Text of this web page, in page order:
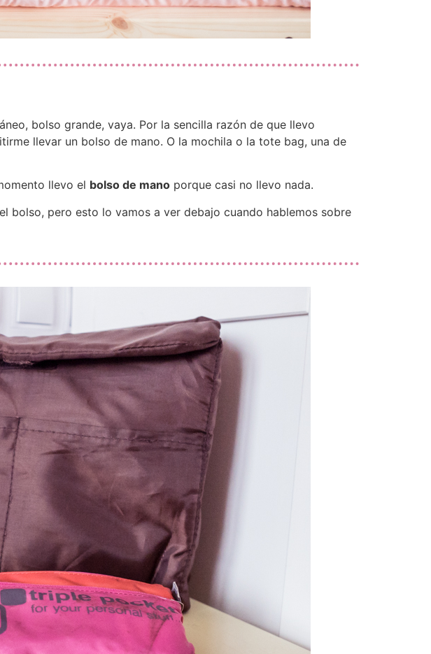
bolso grande, vaya. Por la sencilla razón de que llevo
llevar un bolso de mano. O la mochila o la tote bag, una de
llevo el bolso de mano porque casi no llevo nada.
bolso, pero esto lo vamos a ver debajo cuando hablemos sobre